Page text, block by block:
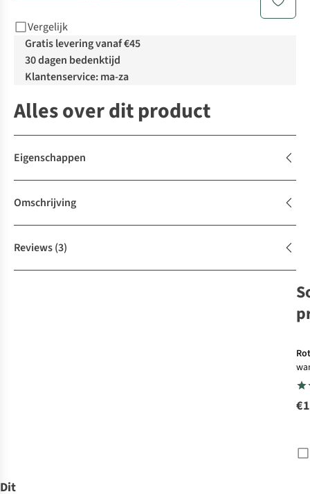
Vergelijk
Gratis levering vanaf €45
30 dagen bedenktijd
Klantenservice: ma-za
Alles over dit product
Eigenschappen
Omschrijving
Reviews(3)
Dit